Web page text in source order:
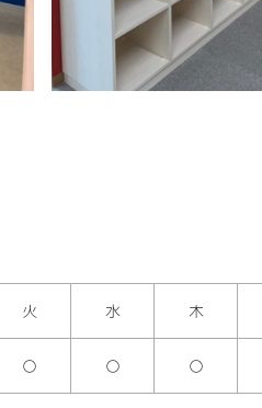
火 水 木
○ ○ ○